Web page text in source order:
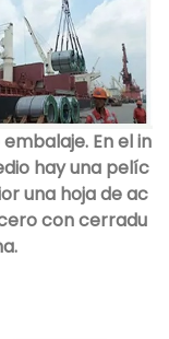
En el in
hay una pelíc
una hoja de ac
con cerradu